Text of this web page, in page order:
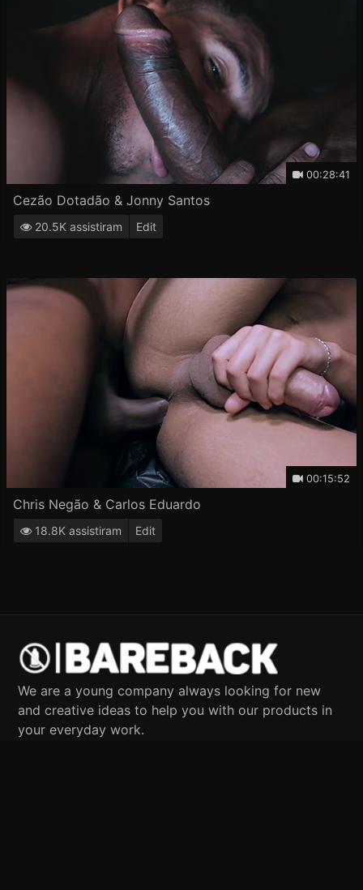
00:28:41
Cezão Dotadão & Jonny Santos
20.5K assistiram Edit
00:15:52
Chris Negão & Carlos Eduardo
18.8K assistiram Edit
We are a young company always looking for new
and creative ideas to help you with our products in
your everyday work.